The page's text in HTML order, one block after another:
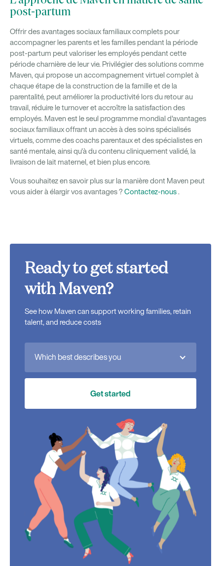
post-partum
Offrir des avantages sociaux familiaux complets pour
accompagner les parents et les familles pendant la période
post-partum peut valoriser les employés pendant cette
période charnière de leur vie. Privilégier des solutions comme
Maven, qui propose un accompagnement virtuel complet à
chaque étape de la construction de la famille et de la
parentalité, peut améliorer la productivité lors du retour au
travail, réduire le turnover et accroître la satisfaction des
employés. Maven est le seul programme mondial d'avantages
sociaux familiaux offrant un accès à des soins spécialisés
virtuels, comme des coachs parentaux et des spécialistes en
santé mentale, ainsi qu'à du contenu cliniquement validé, la
livraison de lait maternel, et bien plus encore.
Vous souhaitez en savoir plus sur la manière dont Maven peut
vous aider à élargir vos avantages ? Contactez-nous.
Ready to get started
with Maven?
See how Maven can support working families, retain
talent, and reduce costs
Which best describes you
Get started